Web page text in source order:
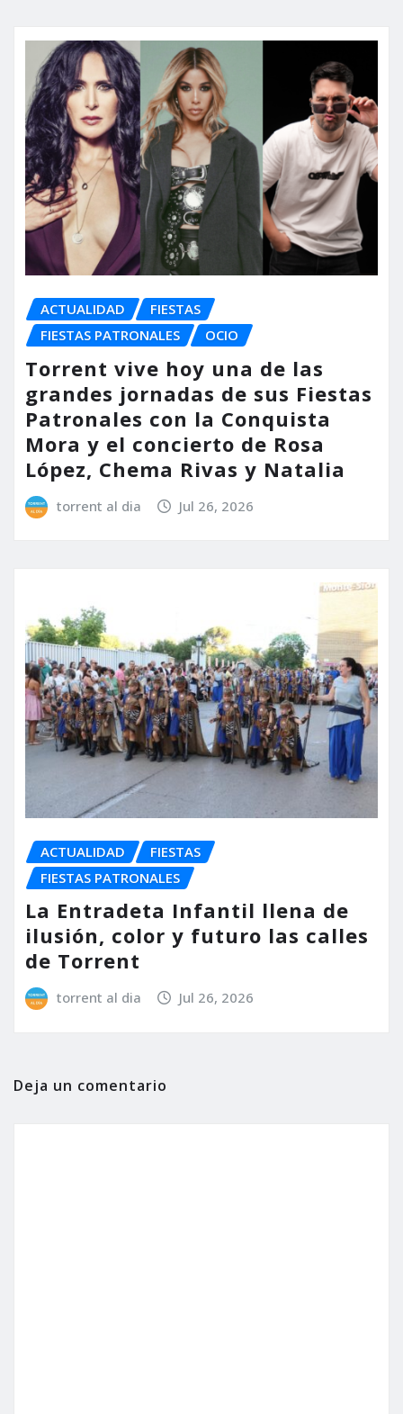
ACTUALIDAD
FIESTAS
FIESTAS PATRONALES
OCIO
Torrent vive hoy una de las
grandes jornadas de sus Fiestas
Patronales con la Conquista
Mora y el concierto de Rosa
López, Chema Rivas y Natalia
torrent al dia Jul 26, 2026
ACTUALIDAD
FIESTAS
FIESTAS PATRONALES
La Entradeta Infantil llena de
ilusión, color y futuro las calles
de Torrent
torrent al dia Jul 26, 2026
Deja un comentario